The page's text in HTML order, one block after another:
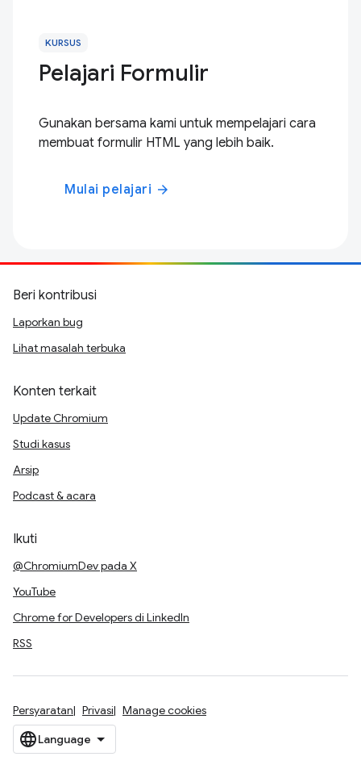
KURSUS
Pelajari Formulir
Gunakan bersama kami untuk mempelajari cara
membuat formulir HTML yang lebih baik.
Mulai pelajari arrow_forward
Beri kontribusi
Laporkan bug
Lihat masalah terbuka
Konten terkait
Update Chromium
Studi kasus
Arsip
Podcast & acara
Ikuti
@ChromiumDev pada X
YouTube
Chrome for Developers di LinkedIn
RSS
Persyaratan Privasi Manage cookies